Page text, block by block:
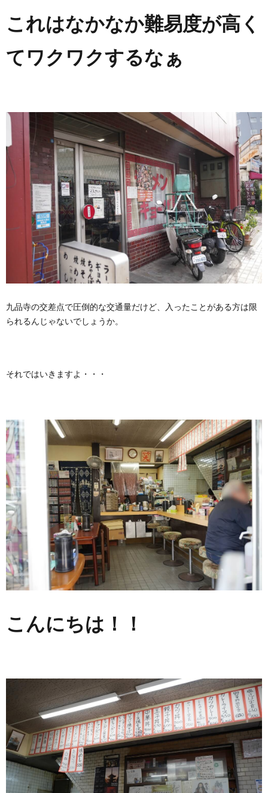
これはなかなか難易度が高く
てワクワクするなぁ
九品寺の交差点で圧倒的な交通量だけど、入ったことがある方は限
られるんじゃないでしょうか。
それではいきますよ・・・
こんにちは！！